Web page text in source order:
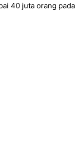
40 juta orang